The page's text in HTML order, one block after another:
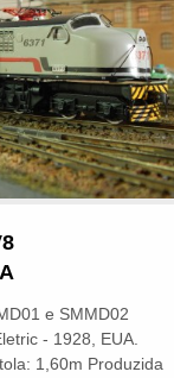
e SMMD02
- 1928, EUA.
1,60m Produzida